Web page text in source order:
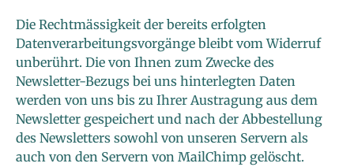
Die Rechtmässigkeit der bereits erfolgten
Datenverarbeitungsvorgänge bleibt vom Widerruf
unberührt. Die von Ihnen zum Zwecke des
Newsletter-Bezugs bei uns hinterlegten Daten
werden von uns bis zu Ihrer Austragung aus dem
Newsletter gespeichert und nach der Abbestellung
des Newsletters sowohl von unseren Servern als
auch von den Servern von MailChimp gelöscht.